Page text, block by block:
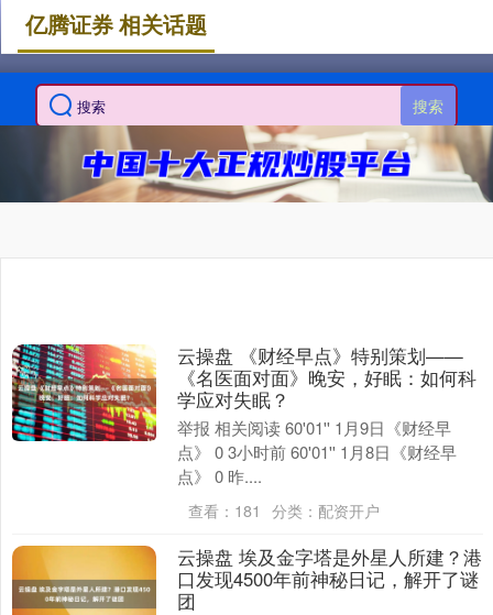
搜索
亿腾证券 相关话题
云操盘 《财经早点》特别策划——
《名医面对面》晚安，好眠：如何科
学应对失眠？
举报 相关阅读 60'01'' 1月9日《财经早
点》 0 3小时前 60'01'' 1月8日《财经早
点》 0 昨....
查看： 181 分类： 配资开户
云操盘 埃及金字塔是外星人所建？港
口发现4500年前神秘日记，解开了谜
团